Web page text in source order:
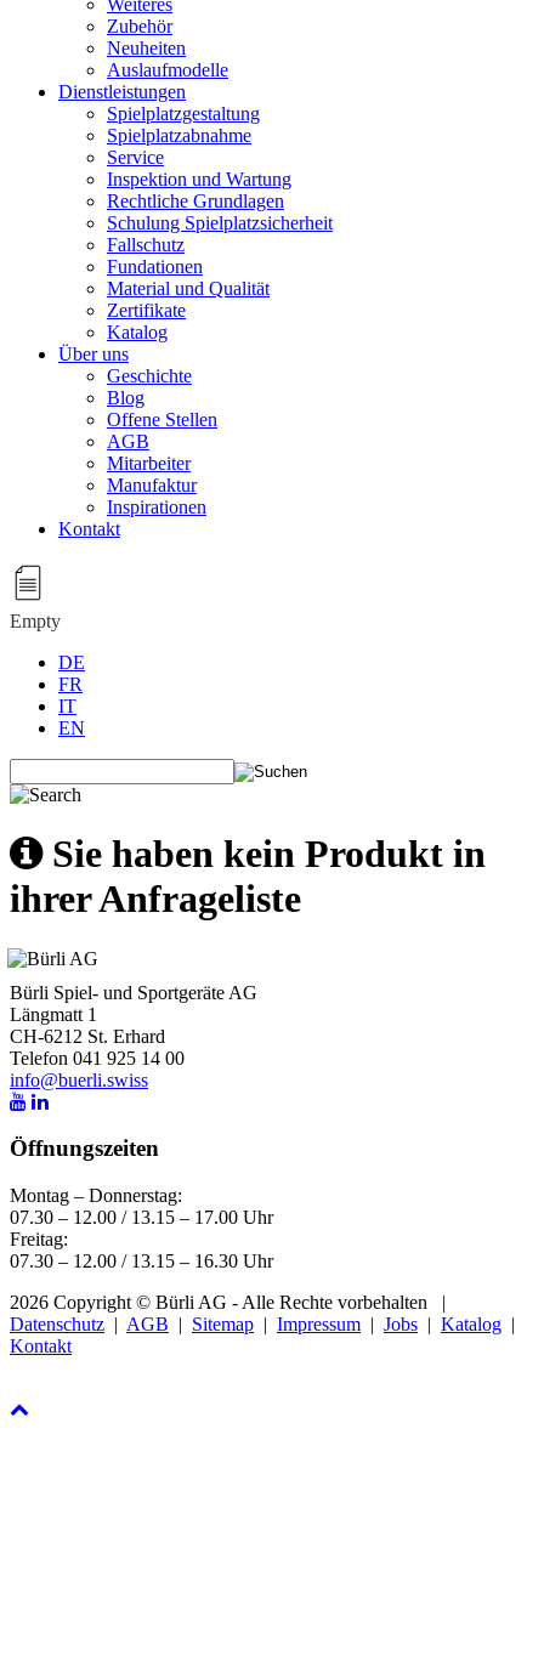
Weiteres
Zubehör
Neuheiten
Auslaufmodelle
Dienstleistungen
Spielplatzgestaltung
Spielplatzabnahme
Service
Inspektion und Wartung
Rechtliche Grundlagen
Schulung Spielplatzsicherheit
Fallschutz
Fundationen
Material und Qualität
Zertifikate
Katalog
Über uns
Geschichte
Blog
Offene Stellen
AGB
Mitarbeiter
Manufaktur
Inspirationen
Kontakt
Empty
DE
FR
IT
EN
Sie haben kein Produkt in
ihrer Anfrageliste
Bürli Spiel- und Sportgeräte AG
Längmatt 1
CH-6212 St. Erhard
Telefon 041 925 14 00
info@buerli.swiss
Öffnungszeiten
Montag – Donnerstag:
07.30 – 12.00 / 13.15 – 17.00 Uhr
Freitag:
07.30 – 12.00 / 13.15 – 16.30 Uhr
2026 Copyright © Bürli AG - Alle Rechte vorbehalten |
Datenschutz | AGB | Sitemap | Impressum | Jobs | Katalog |
Kontakt